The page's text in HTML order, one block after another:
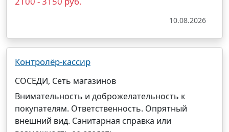
10.08.2026
Контролёр-кассир
СОСЕДИ, Сеть магазинов
Внимательность и доброжелательность к
покупателям. Ответственность. Опрятный
внешний вид. Санитарная справка или